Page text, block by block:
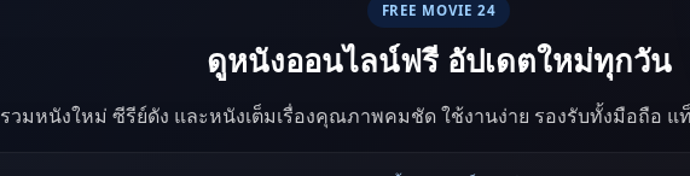
FREE MOVIE 24
ดูหนังออนไลน์ฟรี อัปเดตใหม่ทุกวัน
รวมหนังใหม่ ซีรีย์ดัง และหนังเต็มเรื่องคุณภาพคมชัด ใช้งานง่าย รองรับทั้งมือถือ แ